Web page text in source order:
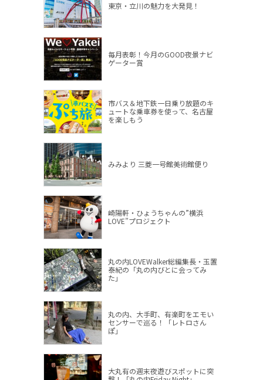
東京・立川の魅力を大発見！
毎月表彰！今月のGOOD夜景ナビ
ゲーター賞
市バス＆地下鉄一日乗り放題のキ
ュートな乗車券を使って、名古屋
を楽しもう
みみより 三菱一号館美術館便り
崎陽軒・ひょうちゃんの”横浜
LOVE”プロジェクト
丸の内LOVEWalker総編集長・玉置
泰紀の「丸の内びとに会ってみ
た」
丸の内、大手町、有楽町をエモい
センサーで巡る！「レトロさん
ぽ」
大丸有の週末夜遊びスポットに突